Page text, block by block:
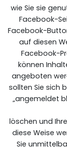
wie Sie sie
Facebook-
Facebook-
auf diesen
Facebook-
können
angeboten
sollten Sie sich
„angemeldet
löschen und
diese Weise
Sie